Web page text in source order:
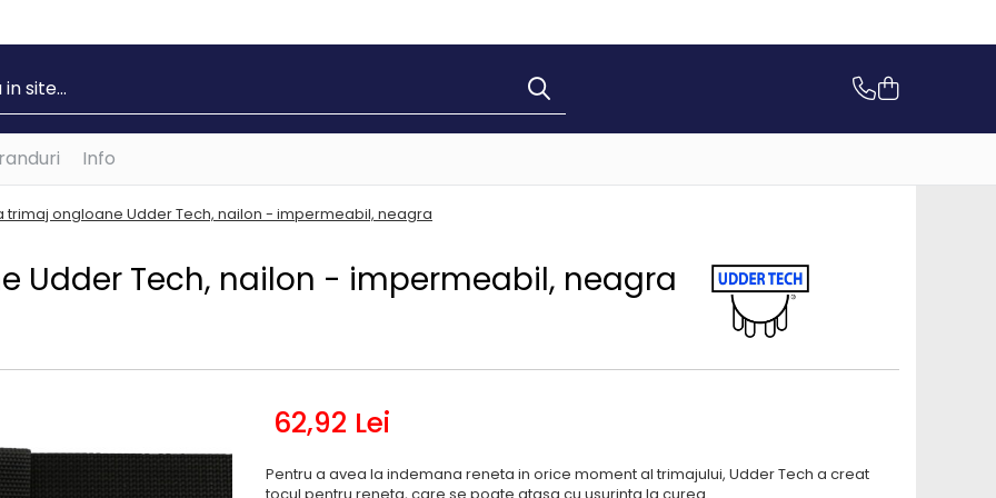
Info
trimaj ongloane Udder Tech, nailon - impermeabil, neagra
Udder Tech, nailon - impermeabil, neagra
62,92 Lei
Pentru a avea la indemana reneta in orice moment al trimajului, Udder Tech a creat
tocul pentru reneta, care se poate atasa cu usurinta la curea.